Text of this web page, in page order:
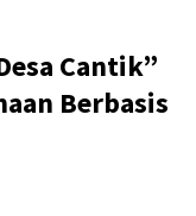
Cantik”
Berbasis